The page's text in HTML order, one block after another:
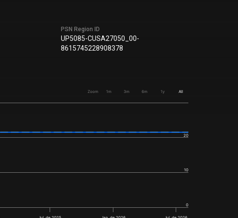
PSN Region ID
UP5085-CUSA27050_00-
8615745228908378
Zoom 1m 3m 6m 1y All
0
10
20